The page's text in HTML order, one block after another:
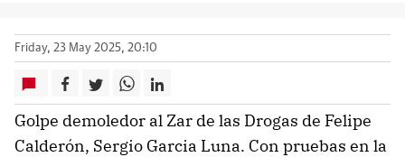
Friday, 23 May 2025, 20:10
Golpe demoledor al Zar de las Drogas de Felipe
Calderón, Sergio Garcia Luna. Con pruebas en la